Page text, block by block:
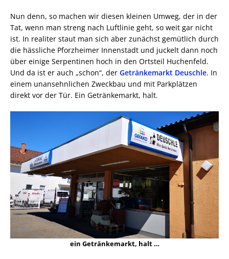
Nun denn, so machen wir diesen kleinen Umweg, der in der
Tat, wenn man streng nach Luftlinie geht, so weit gar nicht
ist. In realiter staut man sich aber zunächst gemütlich durch
die hässliche Pforzheimer Innenstadt und juckelt dann noch
über einige Serpentinen hoch in den Ortsteil Huchenfeld.
Und da ist er auch „schon“, der Getränkemarkt Deuschle. In
einem unansehnlichen Zweckbau und mit Parkplätzen
direkt vor der Tür. Ein Getränkemarkt, halt.
ein Getränkemarkt, halt …